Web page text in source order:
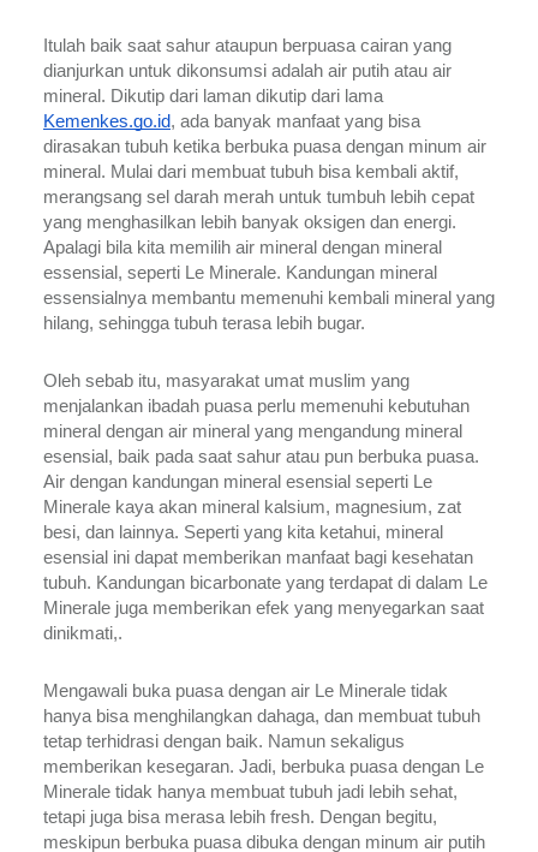
Itulah baik saat sahur ataupun berpuasa cairan yang
dianjurkan untuk dikonsumsi adalah air putih atau air
mineral. Dikutip dari laman dikutip dari lama
Kemenkes.go.id, ada banyak manfaat yang bisa
dirasakan tubuh ketika berbuka puasa dengan minum air
mineral. Mulai dari membuat tubuh bisa kembali aktif,
merangsang sel darah merah untuk tumbuh lebih cepat
yang menghasilkan lebih banyak oksigen dan energi.
Apalagi bila kita memilih air mineral dengan mineral
essensial, seperti Le Minerale. Kandungan mineral
essensialnya membantu memenuhi kembali mineral yang
hilang, sehingga tubuh terasa lebih bugar.
Oleh sebab itu, masyarakat umat muslim yang
menjalankan ibadah puasa perlu memenuhi kebutuhan
mineral dengan air mineral yang mengandung mineral
esensial, baik pada saat sahur atau pun berbuka puasa.
Air dengan kandungan mineral esensial seperti Le
Minerale kaya akan mineral kalsium, magnesium, zat
besi, dan lainnya. Seperti yang kita ketahui, mineral
esensial ini dapat memberikan manfaat bagi kesehatan
tubuh. Kandungan bicarbonate yang terdapat di dalam Le
Minerale juga memberikan efek yang menyegarkan saat
dinikmati,.
Mengawali buka puasa dengan air Le Minerale tidak
hanya bisa menghilangkan dahaga, dan membuat tubuh
tetap terhidrasi dengan baik. Namun sekaligus
memberikan kesegaran. Jadi, berbuka puasa dengan Le
Minerale tidak hanya membuat tubuh jadi lebih sehat,
tetapi juga bisa merasa lebih fresh. Dengan begitu,
meskipun berbuka puasa dibuka dengan minum air putih